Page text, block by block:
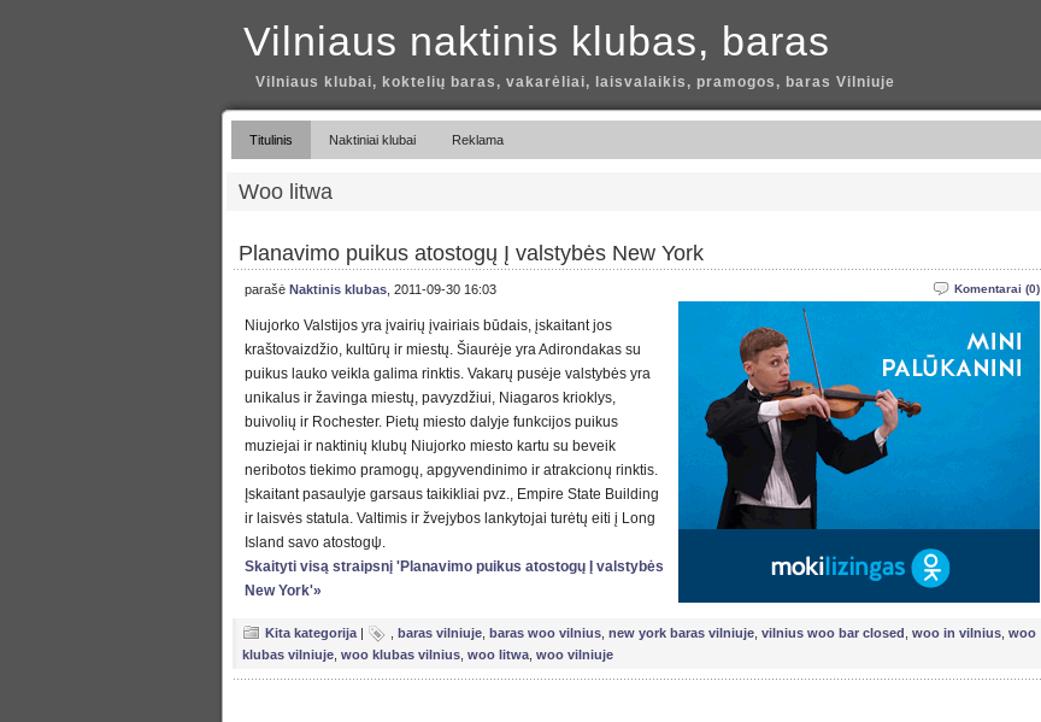
Vilniaus naktinis klubas, baras
Vilniaus klubai, koktelių baras, vakarėliai, laisvalaikis, pramogos, baras Vilniuje
Titulinis Naktiniai klubai Reklama
Woo litwa
Planavimo puikus atostogų Į valstybės New York
Komentarai (0)
parašė Naktinis klubas , 2011-09-30 16:03
Niujorko Valstijos yra įvairių įvairiais būdais, įskaitant jos
kraštovaizdžio, kultūrų ir miestų. Šiaurėje yra Adirondakas su
puikus lauko veikla galima rinktis. Vakarų pusėje valstybės yra
unikalus ir žavinga miestų, pavyzdžiui, Niagaros krioklys,
buivolių ir Rochester. Pietų miesto dalyje funkcijos puikus
muziejai ir naktinių klubų Niujorko miesto kartu su beveik
neribotos tiekimo pramogų, apgyvendinimo ir atrakcionų rinktis.
Įskaitant pasaulyje garsaus taikikliai pvz., Empire State Building
ir laisvės statula. Valtimis ir žvejybos lankytojai turėtų eiti į Long
Island savo atostogψ.
Skaityti visą straipsnį 'Planavimo puikus atostogų Į valstybės
New York'»
Kita kategorija | baras vilniuje baras woo vilnius new york baras vilniuje vilnius woo bar closed woo in vilnius woo
klubas vilniuje woo klubas vilnius woo litwa woo vilniuje